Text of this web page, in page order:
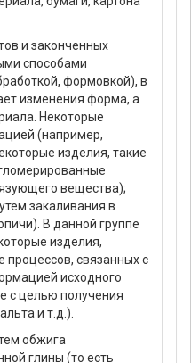
и законченных
способами
формовкой), в
изменения форма, а
Некоторые
(например,
изделия, такие
вещества);
закаливания в
В данной группе
изделия,
процессов, связанных с
исходного
с целью получения
и т.д.).
обжига
глины (то есть